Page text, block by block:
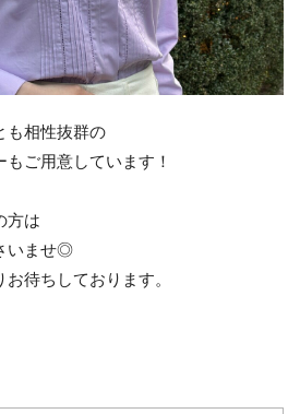
も相性抜群の
ご用意しています！
方は
いませ◎
待ちしております。